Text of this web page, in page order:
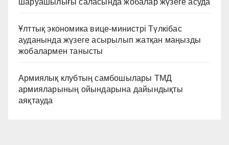
шаруашылығы саласында жобалар жүзеге асуда
Ұлттық экономика вице-министрі Түлкібас
ауданында жүзеге асырылып жатқан маңызды
жобалармен танысты
Армиялық клубтың самбошылары ТМД
армияларының ойындарына дайындықты
аяқтауда